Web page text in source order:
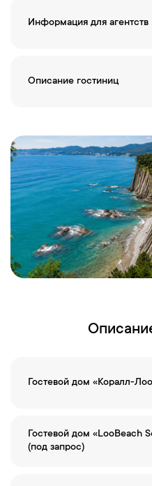
Информация для агентств
Описание гостиниц
Гостевой дом «Коралл-
Гостевой дом «LooBeach
(под запрос)